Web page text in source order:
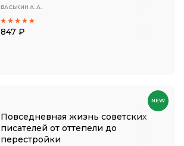
ВАСЬКИН А. А.
847 ₽
Повседневная жизнь советских
писателей от оттепели до
перестройки
NEW